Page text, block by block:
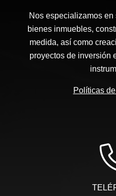
Nos especializamos
bienes inmuebles,
medida, así como
proyectos de inversión
Políticas